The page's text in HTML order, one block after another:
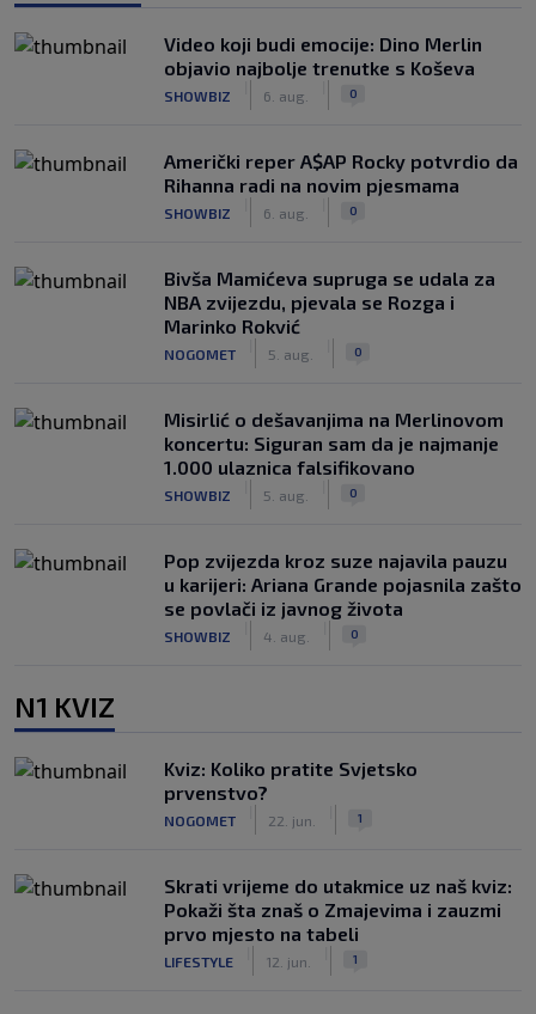
Video koji budi emocije: Dino Merlin
objavio najbolje trenutke s Koševa
SHOWBIZ 6. aug. 0
Američki reper A$AP Rocky potvrdio da
Rihanna radi na novim pjesmama
SHOWBIZ 6. aug. 0
Bivša Mamićeva supruga se udala za
NBA zvijezdu, pjevala se Rozga i
Marinko Rokvić
NOGOMET 5. aug. 0
Misirlić o dešavanjima na Merlinovom
koncertu: Siguran sam da je najmanje
1.000 ulaznica falsifikovano
SHOWBIZ 5. aug. 0
Pop zvijezda kroz suze najavila pauzu
u karijeri: Ariana Grande pojasnila zašto
se povlači iz javnog života
SHOWBIZ 4. aug. 0
N1 KVIZ
Kviz: Koliko pratite Svjetsko
prvenstvo?
NOGOMET 22. jun. 1
Skrati vrijeme do utakmice uz naš kviz:
Pokaži šta znaš o Zmajevima i zauzmi
prvo mjesto na tabeli
LIFESTYLE 12. jun. 1